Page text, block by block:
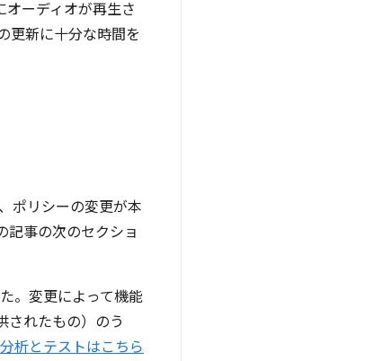
ーディオが再生さ
更新に十分な時間を
ポリシーの変更が本
記事の次のセクショ
。変更によって機能
されたもの）のう
析とテストはこちら